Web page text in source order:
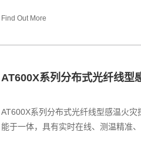
Find Out More
AT600X系列分布式光纤线型
AT600X系列分布式光纤线型感温火
能于一体，具有实时在线、测温精准